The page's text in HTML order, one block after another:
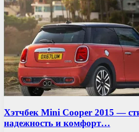
Хэтчбек Mini Cooper 2015 —
надежность и комфорт…